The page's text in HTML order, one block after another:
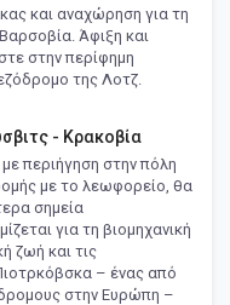
και αναχώρηση για τη
Άφιξη και
στην περίφημη
της Λοτζ.
- Κρακοβία
περιήγηση στην πόλη
με το λεωφορείο, θα
σημεία
για τη βιομηχανική
ζωή και τις
– ένας από
στην Ευρώπη –